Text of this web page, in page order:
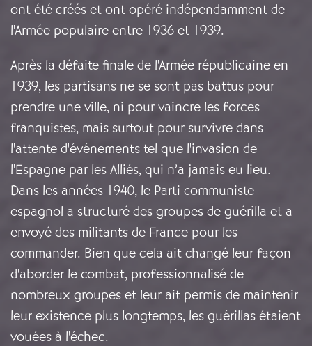
ont été créés et ont opéré indépendamment de
l'Armée populaire entre 1936 et 1939.
Après la défaite finale de l'Armée républicaine en
1939, les partisans ne se sont pas battus pour
prendre une ville, ni pour vaincre les forces
franquistes, mais surtout pour survivre dans
l'attente d'événements tel que l'invasion de
l'Espagne par les Alliés, qui n’a jamais eu lieu.
Dans les années 1940, le Parti communiste
espagnol a structuré des groupes de guérilla et a
envoyé des militants de France pour les
commander. Bien que cela ait changé leur façon
d'aborder le combat, professionnalisé de
nombreux groupes et leur ait permis de maintenir
leur existence plus longtemps, les guérillas étaient
vouées à l'échec.